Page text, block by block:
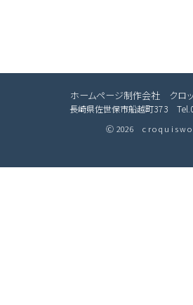
ホームページ制作会社 クロ
長崎県佐世保市船越町373
2026